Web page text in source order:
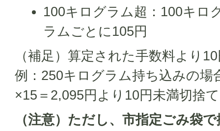
100キログラム超：100キロ
ラムごとに105円
（補足）算定された手数料より
例：250キログラム持ち込みの
×15＝2,095円より10円未満切捨
（注意）ただし、市指定ごみ袋